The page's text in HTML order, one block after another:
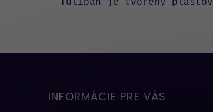
Tulipán je tvorený
INFORMÁCIE PRE VÁS